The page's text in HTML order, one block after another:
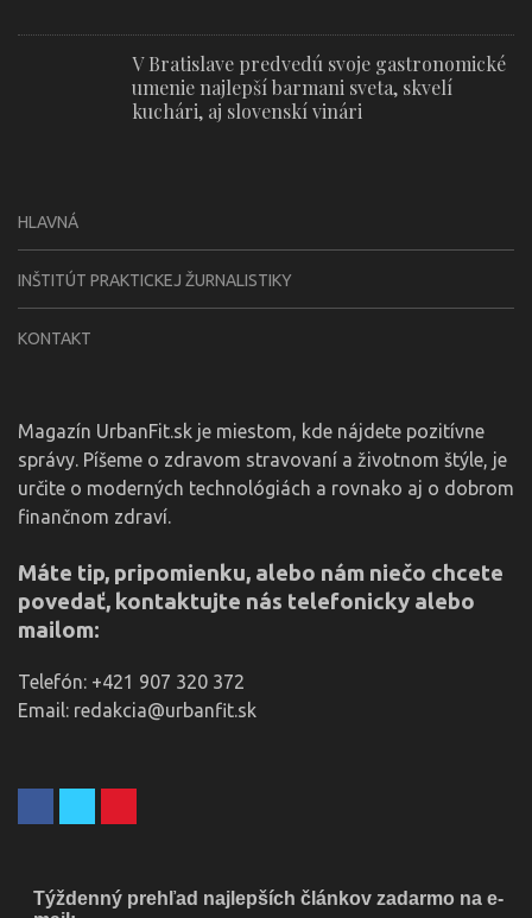
V Bratislave predvedú svoje gastronomické
umenie najlepší barmani sveta, skvelí
kuchári, aj slovenskí vinári
HLAVNÁ
INŠTITÚT PRAKTICKEJ ŽURNALISTIKY
KONTAKT
Magazín UrbanFit.sk je miestom, kde nájdete pozitívne
správy. Píšeme o zdravom stravovaní a životnom štýle, je
určite o moderných technológiách a rovnako aj o dobrom
finančnom zdraví.
Máte tip, pripomienku, alebo nám niečo chcete
povedať, kontaktujte nás telefonicky alebo
mailom:
Telefón: +421 907 320 372
Email: redakcia@urbanfit.sk
Týždenný prehľad najlepších článkov zadarmo na e-